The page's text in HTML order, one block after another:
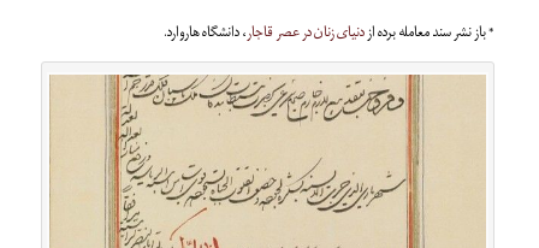
* باز نشر سند معامله برده ازدنیای زنان در عصر قاجار، دانشگاه هاروارد.